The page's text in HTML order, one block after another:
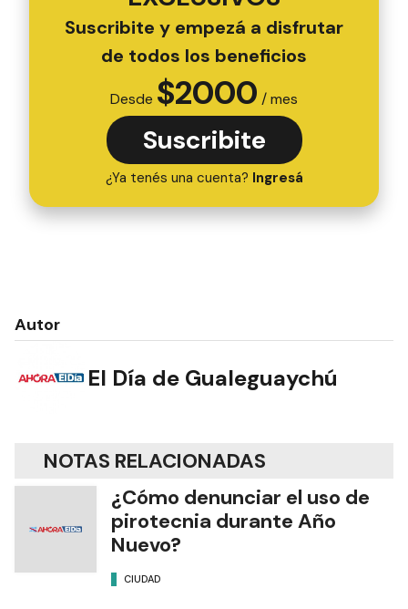
Suscribite y empezá a disfrutar
de todos los beneficios
Desde $2000 / mes
Suscribite
¿Ya tenés una cuenta? Ingresá
Autor
El Día de Gualeguaychú
NOTAS RELACIONADAS
¿Cómo denunciar el uso de
pirotecnia durante Año
Nuevo?
CIUDAD